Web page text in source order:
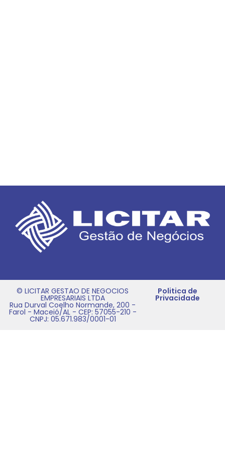
© LICITAR GESTAO DE NEGOCIOS
EMPRESARIAIS LTDA
Rua Durval Coelho Normande, 200 -
Farol - Maceió/AL - CEP: 57055-210 -
CNPJ: 05.671.983/0001-01
Politica de
Privacidade